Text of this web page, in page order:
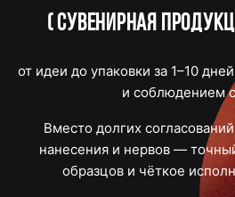
(Сувенирная
от идеи до упаковки за 1–10
и соблюдением
Вместо долгих
нанесения и нервов —
образцов и чёткое